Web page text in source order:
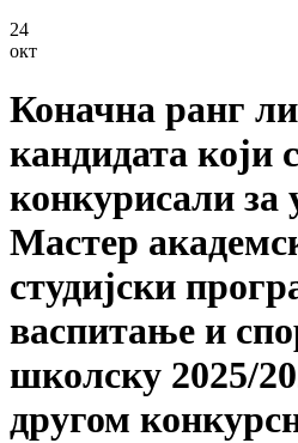
24
окт
Коначна ранг
кандидата који
конкурисали за
Мастер
студијски
васпитање и
школску 2025/
другом